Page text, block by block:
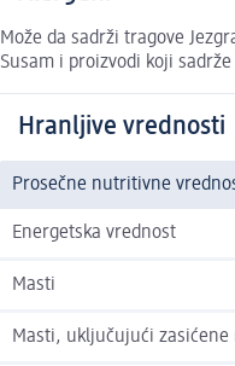
Može da sadrži tragove
Susam i proizvodi koji
Hranljive vrednosti
Prosečne nutritivne
Energetska vrednost
Masti
Masti, uključujući zasićene